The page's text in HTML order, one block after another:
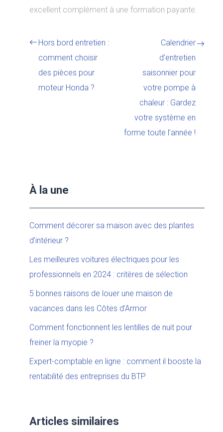
excellent complément à une formation payante.
Hors bord entretien :
comment choisir
des pièces pour
moteur Honda ?
Calendrier
d’entretien
saisonnier pour
votre pompe à
chaleur : Gardez
votre système en
forme toute l’année !
À la une
Comment décorer sa maison avec des plantes
d’intérieur ?
Les meilleures voitures électriques pour les
professionnels en 2024 : critères de sélection
5 bonnes raisons de louer une maison de
vacances dans les Côtes d’Armor
Comment fonctionnent les lentilles de nuit pour
freiner la myopie ?
Expert-comptable en ligne : comment il booste la
rentabilité des entreprises du BTP
Articles similaires